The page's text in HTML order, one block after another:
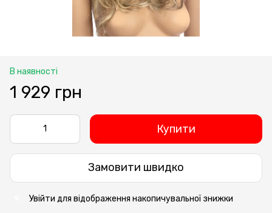
В наявності
1 929 грн
Купити
Замовити швидко
Увійти для відображення накопичувальної знижки